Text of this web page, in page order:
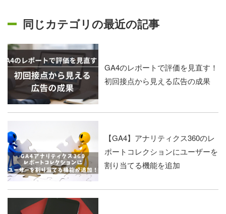
同じカテゴリの最近の記事
GA4のレポートで評価を見直す！
初回接点から見える広告の成果
【GA4】アナリティクス360のレ
ポートコレクションにユーザーを
割り当てる機能を追加